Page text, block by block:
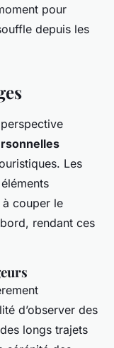
pour
depuis les
Les
à couper le
rendant ces
d’observer des
longs trajets